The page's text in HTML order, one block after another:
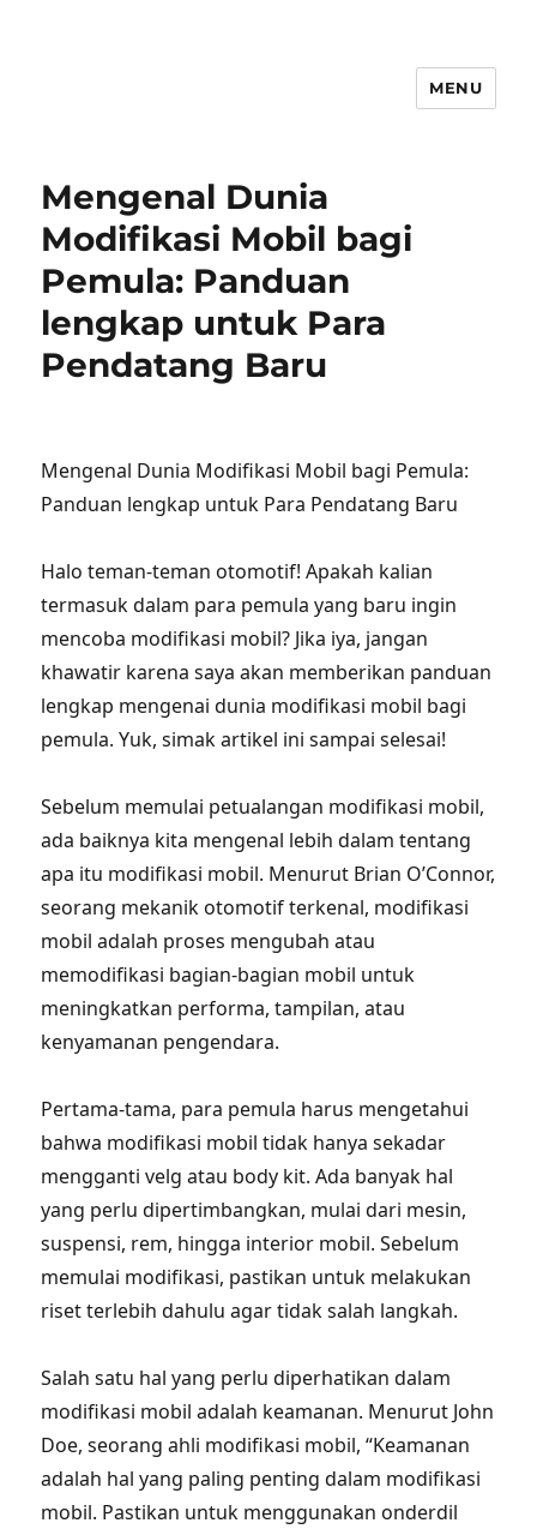
MENU
Mengenal Dunia
Modifikasi Mobil bagi
Pemula: Panduan
lengkap untuk Para
Pendatang Baru
Mengenal Dunia Modifikasi Mobil bagi Pemula:
Panduan lengkap untuk Para Pendatang Baru
Halo teman-teman otomotif! Apakah kalian
termasuk dalam para pemula yang baru ingin
mencoba modifikasi mobil? Jika iya, jangan
khawatir karena saya akan memberikan panduan
lengkap mengenai dunia modifikasi mobil bagi
pemula. Yuk, simak artikel ini sampai selesai!
Sebelum memulai petualangan modifikasi mobil,
ada baiknya kita mengenal lebih dalam tentang
apa itu modifikasi mobil. Menurut Brian O’Connor,
seorang mekanik otomotif terkenal, modifikasi
mobil adalah proses mengubah atau
memodifikasi bagian-bagian mobil untuk
meningkatkan performa, tampilan, atau
kenyamanan pengendara.
Pertama-tama, para pemula harus mengetahui
bahwa modifikasi mobil tidak hanya sekadar
mengganti velg atau body kit. Ada banyak hal
yang perlu dipertimbangkan, mulai dari mesin,
suspensi, rem, hingga interior mobil. Sebelum
memulai modifikasi, pastikan untuk melakukan
riset terlebih dahulu agar tidak salah langkah.
Salah satu hal yang perlu diperhatikan dalam
modifikasi mobil adalah keamanan. Menurut John
Doe, seorang ahli modifikasi mobil, “Keamanan
adalah hal yang paling penting dalam modifikasi
mobil. Pastikan untuk menggunakan onderdil